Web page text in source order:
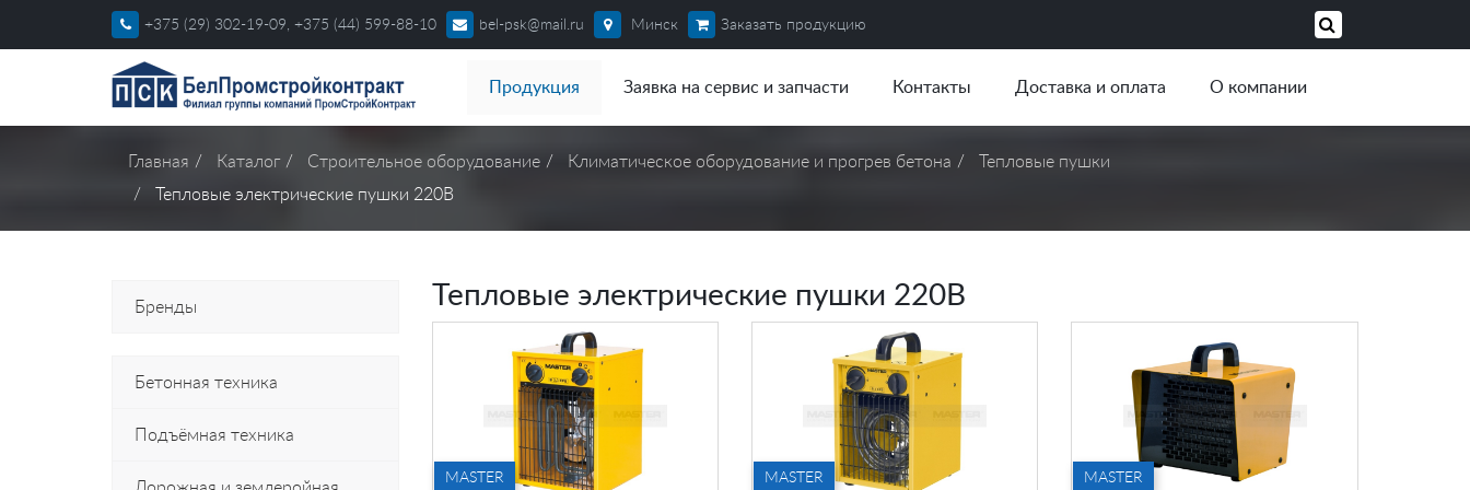
+375 (29) 302-19-09, +375 (44) 599-88-10 bel-psk@mail.ru Минск Заказать продукцию
Продукция Заявка на сервис и запчасти Контакты Доставка и оплата О компании
Главная Каталог Строительное оборудование Климатическое оборудование и прогрев бетона
Тепловые пушки
Тепловые электрические пушки 220В
Бренды
Бетонная техника
Подъёмная техника
Тепловые электрические пушки 220В
MASTER MASTER MASTER